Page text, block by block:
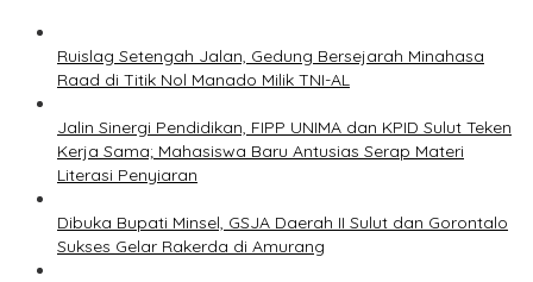
Ruislag Setengah Jalan, Gedung Bersejarah Minahasa
Raad di Titik Nol Manado Milik TNI-AL
Jalin Sinergi Pendidikan, FIPP UNIMA dan KPID Sulut Teken
Kerja Sama; Mahasiswa Baru Antusias Serap Materi
Literasi Penyiaran
Dibuka Bupati Minsel, GSJA Daerah II Sulut dan Gorontalo
Sukses Gelar Rakerda di Amurang